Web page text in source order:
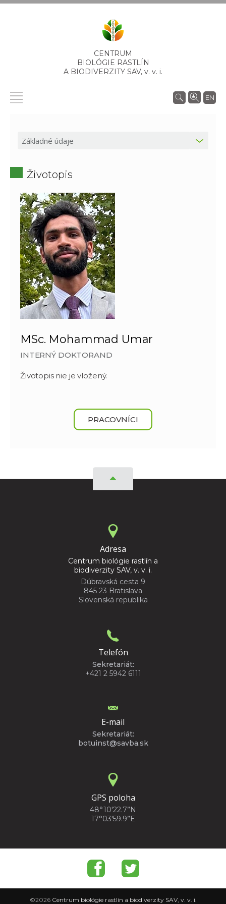
CENTRUM
BIOLÓGIE RASTLÍN
A BIODIVERZITY SAV, v. v. i.
EN
Životopis
MSc. Mohammad Umar
INTERNÝ DOKTORAND
Životopis nie je vložený.
PRACOVNÍCI
Adresa
Centrum biológie rastlín a
biodiverzity SAV, v. v. i.
Dúbravská cesta 9
845 23 Bratislava
Slovenská republika
Telefón
Sekretariát:
+421 2 5942 6111
E-mail
Sekretariát:
botuinst@savba.sk
GPS poloha
48°10'22.7”N
17°03'59.9”E
©2026Centrum biológie rastlín a biodiverzity SAV, v. v. i.